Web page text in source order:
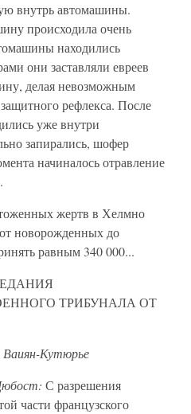
внутрь автомашины.
происходила очень
находились
они заставляли евреев
делая невозможным
рефлекса. После
уже внутри
запирались, шофер
начиналось отравление
жертв в Хелмно
новорожденных до
равным 340 000...
ТРИБУНАЛА ОТ
Ваиян-Кутюрье
С разрешения
части французского